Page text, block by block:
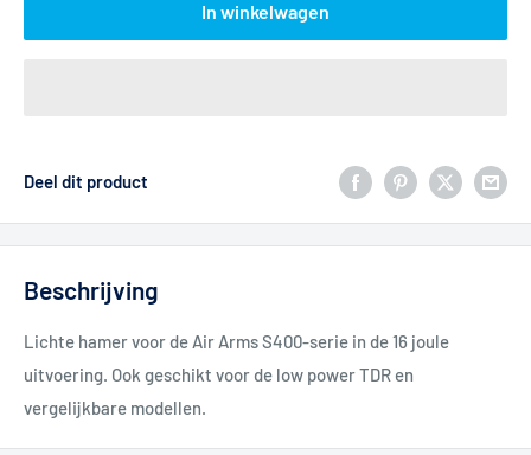
In winkelwagen
Deel dit product
Beschrijving
Lichte hamer voor de Air Arms S400-serie in de 16 joule
uitvoering. Ook geschikt voor de low power TDR en
vergelijkbare modellen.